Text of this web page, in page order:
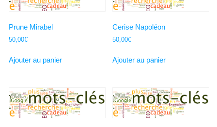
Prune Mirabel
50,00€
Ajouter au panier
Cerise Napoléon
50,00€
Ajouter au panier